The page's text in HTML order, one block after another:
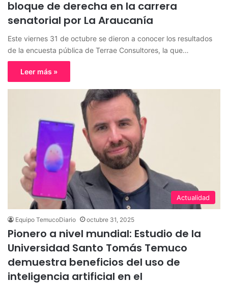
bloque de derecha en la carrera
senatorial por La Araucanía
Este viernes 31 de octubre se dieron a conocer los resultados
de la encuesta pública de Terrae Consultores, la que…
Leer más »
Actualidad
Equipo TemucoDiario octubre 31, 2025
Pionero a nivel mundial: Estudio de la
Universidad Santo Tomás Temuco
demuestra beneficios del uso de
inteligencia artificial en el